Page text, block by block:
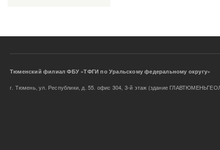
Тюменский филиал ФБУ «ТФГИ по Уральскому
г. Тюмень, ул. Республики, д. 55. офис 304, 3-й этаж (здание